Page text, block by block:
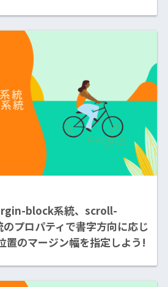
block系統、scroll-
プロパティで書字方向に応じ
置のマージン幅を指定しよう!